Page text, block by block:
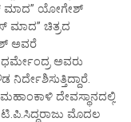
ಮಾದ” ಯೋಗೇಶ್
ಮಾದ” ಚಿತ್ರದ
ಅವರೆ
ಧರ್ಮೇಂದ್ರ ಅವರು
ದೇವಸ್ಥಾನದಲ್ಲಿ
ಮೊದಲ